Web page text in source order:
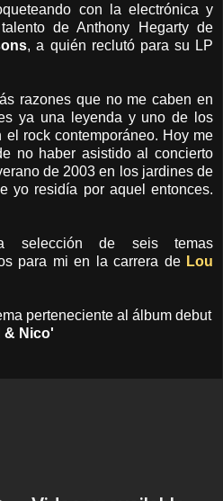
con la electrónica y
de Anthony Hegarty de
, a quién reclutó para su LP
razones que no me caben en
ya una leyenda y uno de los
el rock contemporáneo. Hoy me
no haber asistido al concierto
de 2003 en los jardines de
yo residía por aquel entonces.
selección de seis temas
para mi en la carrera de Lou
perteneciente al álbum debut
& Nico'